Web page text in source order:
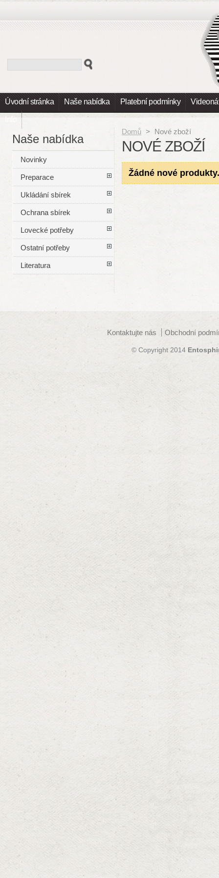
Úvodní stránka Naše nabídka Platební podmínky
Info
Domů > Nové zboží
NOVÉ ZBOŽÍ
Žádné nové produkty.
Naše nabídka
Novinky
Preparace
Ukládání sbírek
Ochrana sbírek
Lovecké potřeby
Ostatní potřeby
Literatura
Kontaktujte nás Obchodní
© Copyright 2014